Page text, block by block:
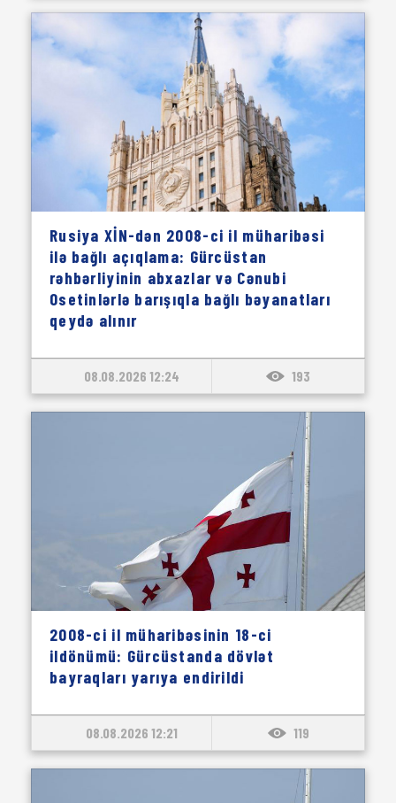
Rusiya XİN-dən 2008-ci il müharibəsi
ilə bağlı açıqlama: Gürcüstan
rəhbərliyinin abxazlar və Cənubi
Osetinlərlə barışıqla bağlı bəyanatları
qeydə alınır
08.08.2026 12:24 193
2008-ci il müharibəsinin 18-ci
ildönümü: Gürcüstanda dövlət
bayraqları yarıya endirildi
08.08.2026 12:21 119